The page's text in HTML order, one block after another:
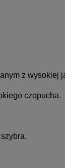
z wysokiej
czopucha.